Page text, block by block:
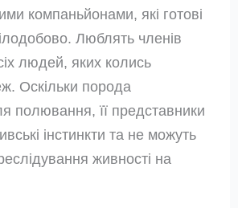
компаньйонами, які готові
Люблять членів
людей, яких колись
Оскільки порода
полювання, її представники
інстинкти та не можуть
живності на